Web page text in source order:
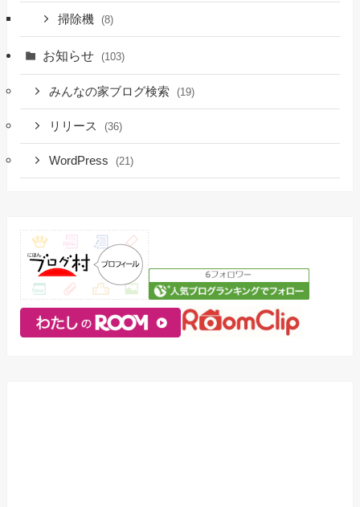
掃除機 (8)
お知らせ (103)
みんなの家ブログ検索 (19)
リリース (36)
WordPress (21)